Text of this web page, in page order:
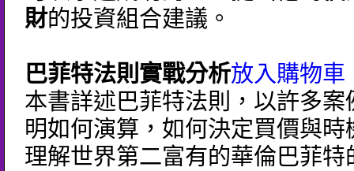
財的投資組合建議。
巴菲特法則實戰分析放入購物車
本書詳述巴菲特法則，以許多案
明如何演算，如何決定買價與時
理解世界第二富有的華倫巴菲特